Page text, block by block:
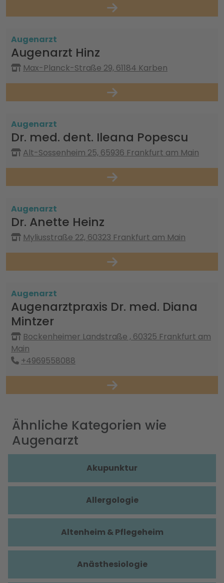
Augenarzt
Augenarzt Hinz
Max-Planck-Straße 29, 61184 Karben
Augenarzt
Dr. med. dent. Ileana Popescu
Alt-Sossenheim 25, 65936 Frankfurt am Main
Augenarzt
Dr. Anette Heinz
Myliusstraße 22, 60323 Frankfurt am Main
Augenarzt
Augenarztpraxis Dr. med. Diana
Mintzer
Bockenheimer Landstraße , 60325 Frankfurt am
Main
+4969558088
Ähnliche Kategorien wie
Augenarzt
Akupunktur
Allergologie
Altenheim & Pflegeheim
Anästhesiologie